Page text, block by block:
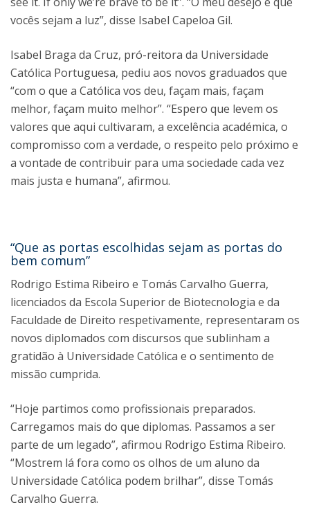
vocês sejam a luz”, disse Isabel Capeloa Gil.
Isabel Braga da Cruz, pró-reitora da Universidade
Católica Portuguesa, pediu aos novos graduados que
“com o que a Católica vos deu, façam mais, façam
melhor, façam muito melhor”. “Espero que levem os
valores que aqui cultivaram, a excelência académica, o
compromisso com a verdade, o respeito pelo próximo e
a vontade de contribuir para uma sociedade cada vez
mais justa e humana”, afirmou.
“Que as portas escolhidas sejam as portas do
bem comum”
Rodrigo Estima Ribeiro e Tomás Carvalho Guerra,
licenciados da Escola Superior de Biotecnologia e da
Faculdade de Direito respetivamente, representaram os
novos diplomados com discursos que sublinham a
gratidão à Universidade Católica e o sentimento de
missão cumprida.
“Hoje partimos como profissionais preparados.
Carregamos mais do que diplomas. Passamos a ser
parte de um legado”, afirmou Rodrigo Estima Ribeiro.
“Mostrem lá fora como os olhos de um aluno da
Universidade Católica podem brilhar”, disse Tomás
Carvalho Guerra.